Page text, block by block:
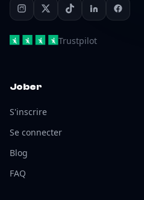
Trustpilot
Jober
S'inscrire
Se connecter
Blog
FAQ